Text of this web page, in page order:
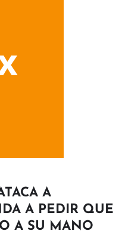
A
A PEDIR QUE
A SU MANO